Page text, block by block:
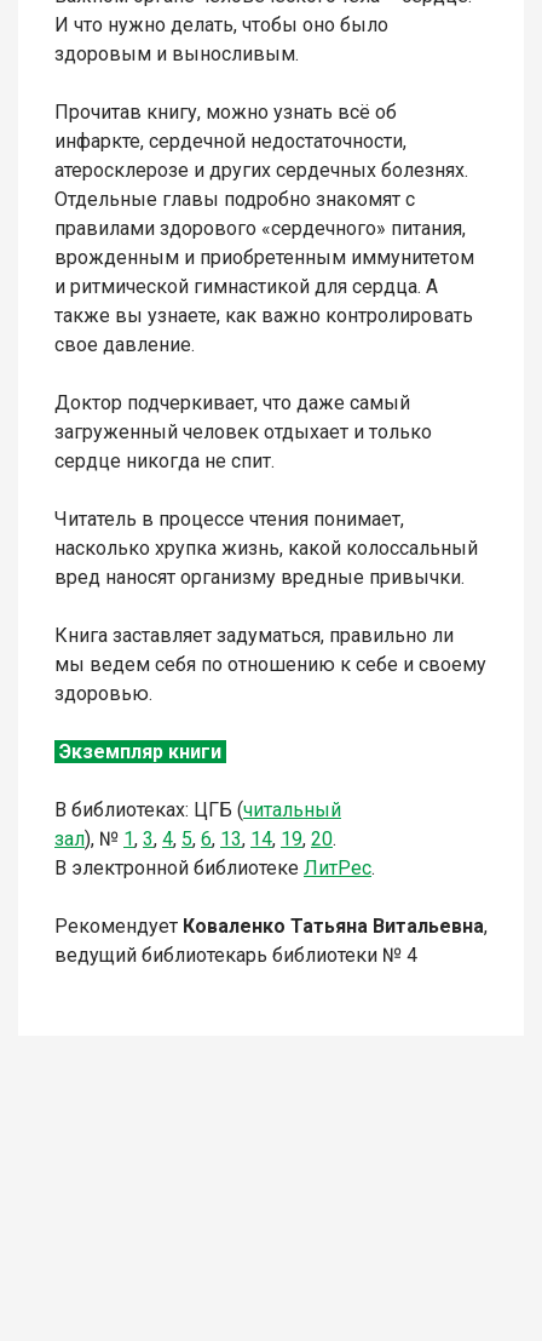
И что нужно делать, чтобы оно было
здоровым и выносливым.
Прочитав книгу, можно узнать всё об
инфаркте, сердечной недостаточности,
атеросклерозе и других сердечных болезнях.
Отдельные главы подробно знакомят с
правилами здорового «сердечного» питания,
врожденным и приобретенным иммунитетом
и ритмической гимнастикой для сердца. А
также вы узнаете, как важно контролировать
свое давление.
Доктор подчеркивает, что даже самый
загруженный человек отдыхает и только
сердце никогда не спит.
Читатель в процессе чтения понимает,
насколько хрупка жизнь, какой колоссальный
вред наносят организму вредные привычки.
Книга заставляет задуматься, правильно ли
мы ведем себя по отношению к себе и своему
здоровью.
Экземпляр книги
В библиотеках: ЦГБ (читальный
зал), № 1, 3, 4, 5, 6, 13, 14, 19, 20.
В электронной библиотеке ЛитРес.
Рекомендует Коваленко Татьяна Витальевна,
ведущий библиотекарь библиотеки № 4